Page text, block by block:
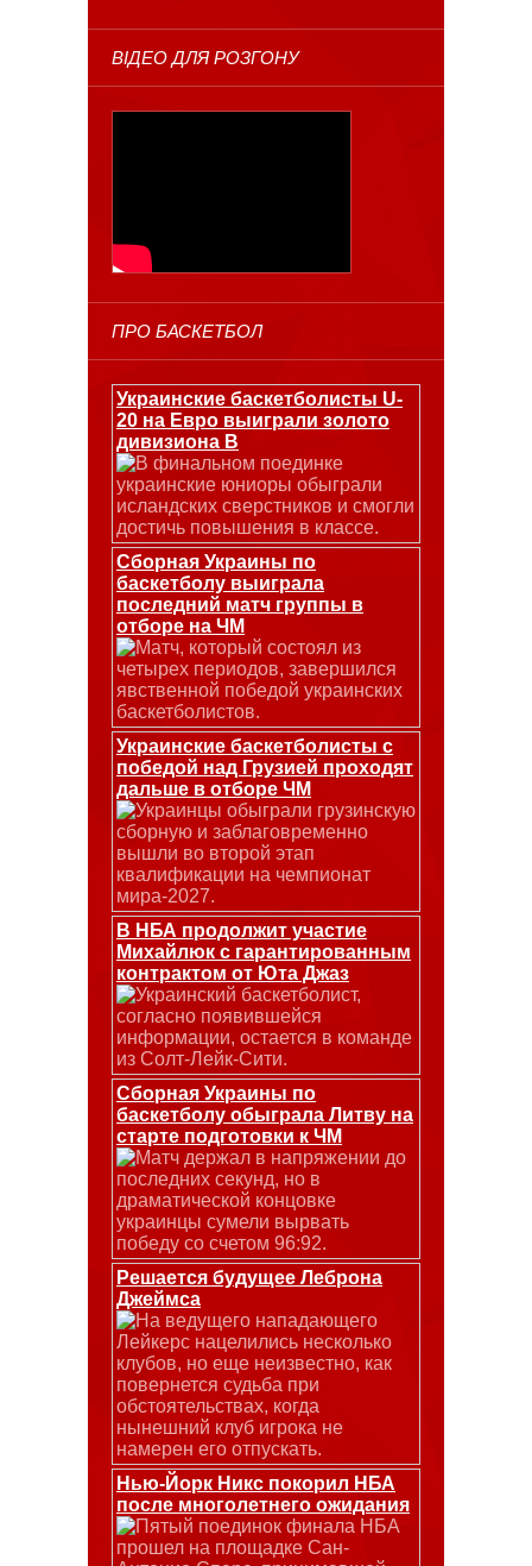
ВІДЕО ДЛЯ РОЗГОНУ
ПРО БАСКЕТБОЛ
Украинские баскетболисты U-
20 на Евро выиграли золото
дивизиона В
В финальном поединке
украинские юниоры обыграли
исландских сверстников и смогли
достичь повышения в классе.
Сборная Украины по
баскетболу выиграла
последний матч группы в
отборе на ЧМ
Матч, который состоял из
четырех периодов, завершился
явственной победой украинских
баскетболистов.
Украинские баскетболисты с
победой над Грузией проходят
дальше в отборе ЧМ
Украинцы обыграли грузинскую
сборную и заблаговременно
вышли во второй этап
квалификации на чемпионат
мира-2027.
В НБА продолжит участие
Михайлюк с гарантированным
контрактом от Юта Джаз
Украинский баскетболист,
согласно появившейся
информации, остается в команде
из Солт-Лейк-Сити.
Сборная Украины по
баскетболу обыграла Литву на
старте подготовки к ЧМ
Матч держал в напряжении до
последних секунд, но в
драматической концовке
украинцы сумели вырвать
победу со счетом 96:92.
Решается будущее Леброна
Джеймса
На ведущего нападающего
Лейкерс нацелились несколько
клубов, но еще неизвестно, как
повернется судьба при
обстоятельствах, когда
нынешний клуб игрока не
намерен его отпускать.
Нью-Йорк Никс покорил НБА
после многолетнего ожидания
Пятый поединок финала НБА
прошел на площадке Сан-